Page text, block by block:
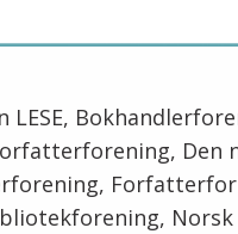
LESE,
Den
Norsk